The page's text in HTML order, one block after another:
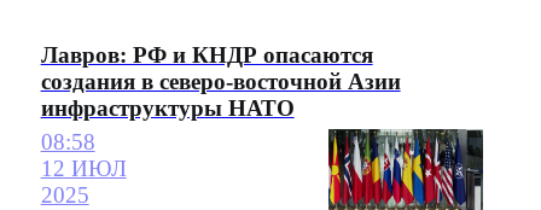
Лавров: РФ и КНДР опасаются
создания в северо-восточной Азии
инфраструктуры НАТО
08:58
12 ИЮЛ
2025